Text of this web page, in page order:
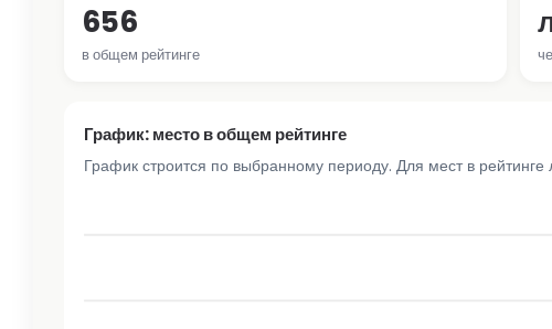
656
в общем рейтинге
График: место в общем рейтинге
График строится по выбранному периоду. Для мест в